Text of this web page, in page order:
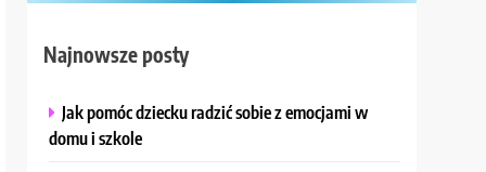
Najnowsze posty
Jak pomóc dziecku radzić sobie z emocjami w
domu i szkole